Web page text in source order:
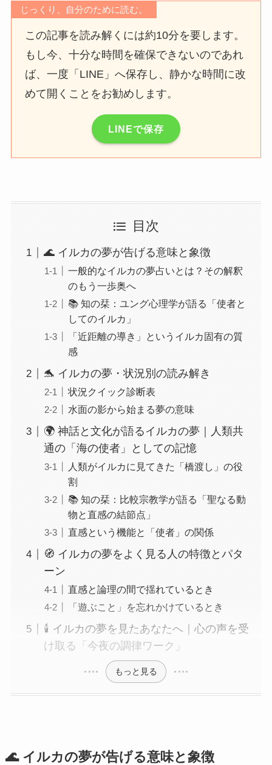
じっくり、自分のために読む。
この記事を読み解くには約10分を要します。
もし今、十分な時間を確保できないのであれ
ば、一度「LINE」へ保存し、静かな時間に改
めて開くことをお勧めします。
LINEで保存
目次
🌊 イルカの夢が告げる意味と象徴
一般的なイルカの夢占いとは？その解釈
のもう一歩奥へ
📚 知の栞：ユング心理学が語る「使者と
してのイルカ」
「近距離の導き」というイルカ固有の質
感
🐬 イルカの夢・状況別の読み解き
状況クイック診断表
水面の影から始まる夢の意味
🌍 神話と文化が語るイルカの夢｜人類共
通の「海の使者」としての記憶
人類がイルカに見てきた「橋渡し」の役
割
📚 知の栞：比較宗教学が語る「聖なる動
物と直感の結節点」
直感という機能と「使者」の関係
🧭 イルカの夢をよく見る人の特徴とパタ
ーン
直感と論理の間で揺れているとき
「遊ぶこと」を忘れかけているとき
🕯️ イルカの夢を見たあなたへ｜心の声を受
け取る「今夜の調律ワーク」
もっと見る
🌊 イルカの夢が告げる意味と象徴